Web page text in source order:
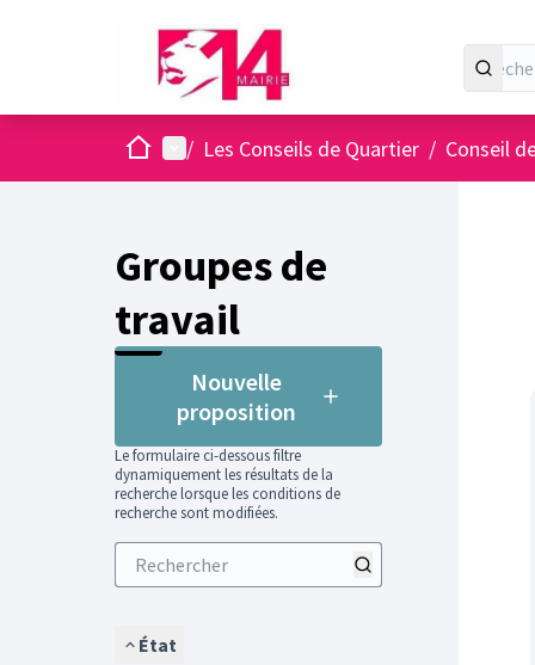
AccueilMenu principal
/ Les Conseils de Quartier / Conseil
Groupes de
travail
Nouvelle
proposition
Le formulaire ci-dessous filtre
dynamiquement les résultats de la
recherche lorsque les conditions de
recherche sont modifiées.
État